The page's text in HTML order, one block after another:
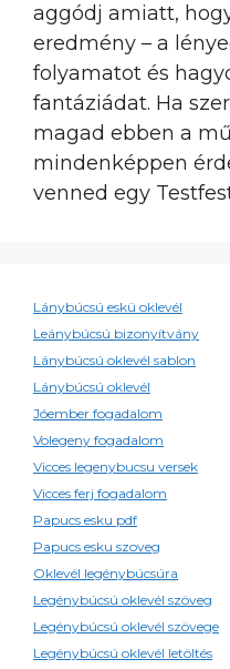
aggódj amiatt,
eredmény – a
folyamatot és
fantáziádat. Ha
magad ebben a
mindenképpen
venned egy
Lánybúcsú eskü oklevél
Leánybúcsú bizonyítvány
Lánybúcsú oklevél sablon
Lánybúcsú oklevél
Jóember fogadalom
Volegeny fogadalom
Vicces legenybucsu versek
Vicces ferj fogadalom
Papucs esku pdf
Papucs esku szoveg
Oklevél legénybúcsúra
Legénybúcsú oklevél szöveg
Legénybúcsú oklevél szövege
Legénybúcsú oklevél letöltés